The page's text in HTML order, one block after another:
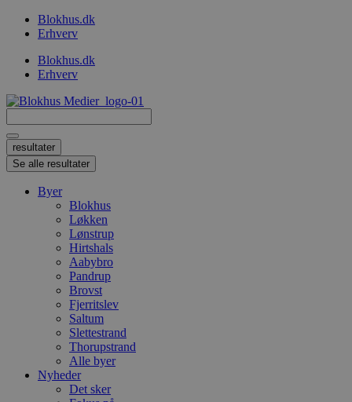
VidereBlokhus.dk
Erhverv
Blokhus.dk
Erhverv
...
resultater
Se alle resultater
Byer
Blokhus
Løkken
Lønstrup
Hirtshals
Aabybro
Pandrup
Brovst
Fjerritslev
Saltum
Slettestrand
Thorupstrand
Alle byer
Nyheder
Det sker